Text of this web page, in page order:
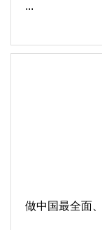
...
做中国最全面